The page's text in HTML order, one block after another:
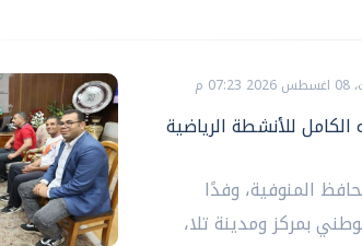
م
للأنشطة الرياضية
المنوفية، وفدًا
بمركز ومدينة تلا،